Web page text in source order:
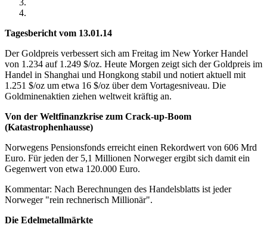
Tagesbericht vom 13.01.14
Der Goldpreis verbessert sich am Freitag im New Yorker Handel
von 1.234 auf 1.249 $/oz. Heute Morgen zeigt sich der Goldpreis im
Handel in Shanghai und Hongkong stabil und notiert aktuell mit
1.251 $/oz um etwa 16 $/oz über dem Vortagesniveau. Die
Goldminenaktien ziehen weltweit kräftig an.
Von der Weltfinanzkrise zum Crack-up-Boom
(Katastrophenhausse)
Norwegens Pensionsfonds erreicht einen Rekordwert von 606 Mrd
Euro. Für jeden der 5,1 Millionen Norweger ergibt sich damit ein
Gegenwert von etwa 120.000 Euro.
Kommentar: Nach Berechnungen des Handelsblatts ist jeder
Norweger "rein rechnerisch Millionär".
Die Edelmetallmärkte